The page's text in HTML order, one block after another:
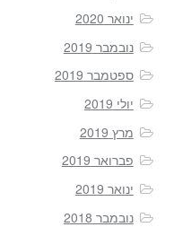
ינואר 2020
נובמבר 2019
ספטמבר 2019
יולי 2019
מרץ 2019
פברואר 2019
ינואר 2019
נובמבר 2018